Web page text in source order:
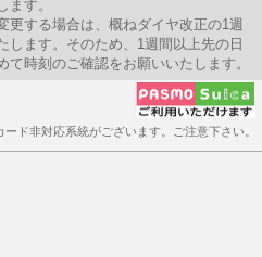
す。
更する場合は、概ねダイヤ改正の1週
します。そのため、1週間以上先の日
時刻のご確認をお願いいたします。
ド非対応系統がございます。ご注意下さい。